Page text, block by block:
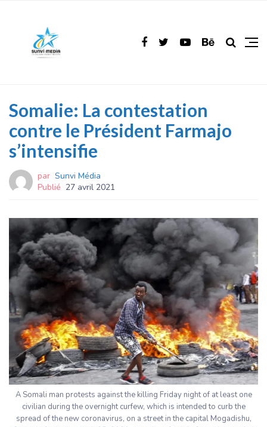
Somalie: La contestation
contre le Président Farmajo
s’intensifie
par Sunvi Média
Publié 27 avril 2021
A Somali man protests against the killing Friday night of at least one
civilian during the overnight curfew, which is intended to curb the
spread of the new coronavirus, on a street in the capital Mogadishu,